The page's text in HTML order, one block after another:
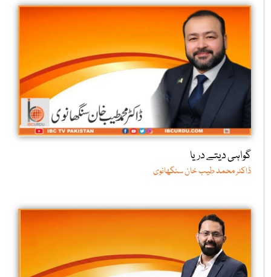
گواہی دیتے دریا
ڈاکٹر محمد طیب خان سنگھانوی